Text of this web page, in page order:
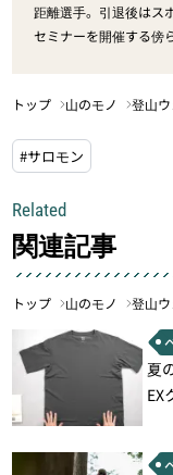
距離選手。引退後はス
セミナーを開催する傍
トップ
山のモノ 登山
#サロモン
Related
関連記事
トップ 山のモノ 登山
夏
EX